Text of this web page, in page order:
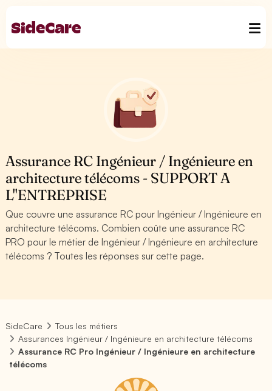
Assurance RC Ingénieur / Ingénieure en
architecture télécoms - SUPPORT A
L''ENTREPRISE
Que couvre une assurance RC pour Ingénieur / Ingénieure en
architecture télécoms. Combien coûte une assurance RC
PRO pour le métier de Ingénieur / Ingénieure en architecture
télécoms ? Toutes les réponses sur cette page.
SideCare
Tous les métiers
Assurances Ingénieur / Ingénieure en architecture télécoms
Assurance RC Pro Ingénieur / Ingénieure en architecture
télécoms